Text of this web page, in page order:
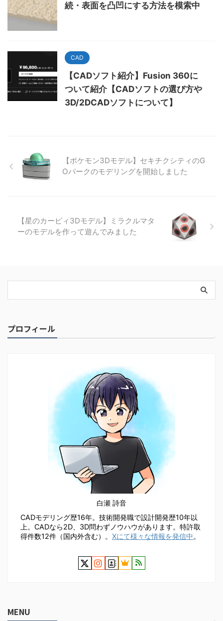
続・表面を凸凹にする方法を模索中
CAD
【CADソフト紹介】Fusion 360に
ついて紹介【CADソフトの選び方や
3D/2DCADソフトについて】
【ポケモン3Dモデル】セキチクシティのG
Oパークのモデリングを開始しました
【星のカービィ3Dモデル】ミラクルマタ
ーのモデルを作って遊んでみました
プロフィール
白瀬 詩音
CADモデリング歴16年。技術開発職で設計開発歴10年以
上。CADなら2D、3D問わずノウハウがあります。特許取
得件数12件（国内外含む）。 Xにて様々な情報を発信中。
MENU